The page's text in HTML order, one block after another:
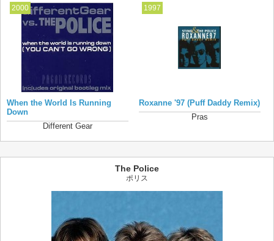
2000
When the World Is Running
Down
Different Gear
1997
Roxanne '97 (Puff Daddy Remix)
Pras
The Police
ポリス